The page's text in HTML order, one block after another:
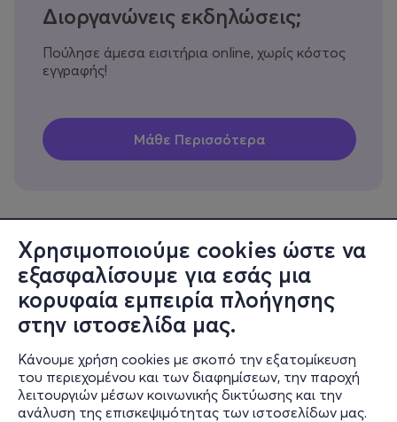
Χρησιμοποιούμε cookies ώστε να
εξασφαλίσουμε για εσάς μια
κορυφαία εμπειρία πλοήγησης
στην ιστοσελίδα μας.
Κάνουμε χρήση cookies με σκοπό την εξατομίκευση
του περιεχομένου και των διαφημίσεων, την παροχή
λειτουργιών μέσων κοινωνικής δικτύωσης και την
ανάλυση της επισκεψιμότητας των ιστοσελίδων μας.
Διοργανώνεις εκδηλώσεις;
Πούλησε άμεσα εισιτήρια online, χωρίς κόστος
εγγραφής!
Πληροφορίες
Υποστήριξη
Stay Connected